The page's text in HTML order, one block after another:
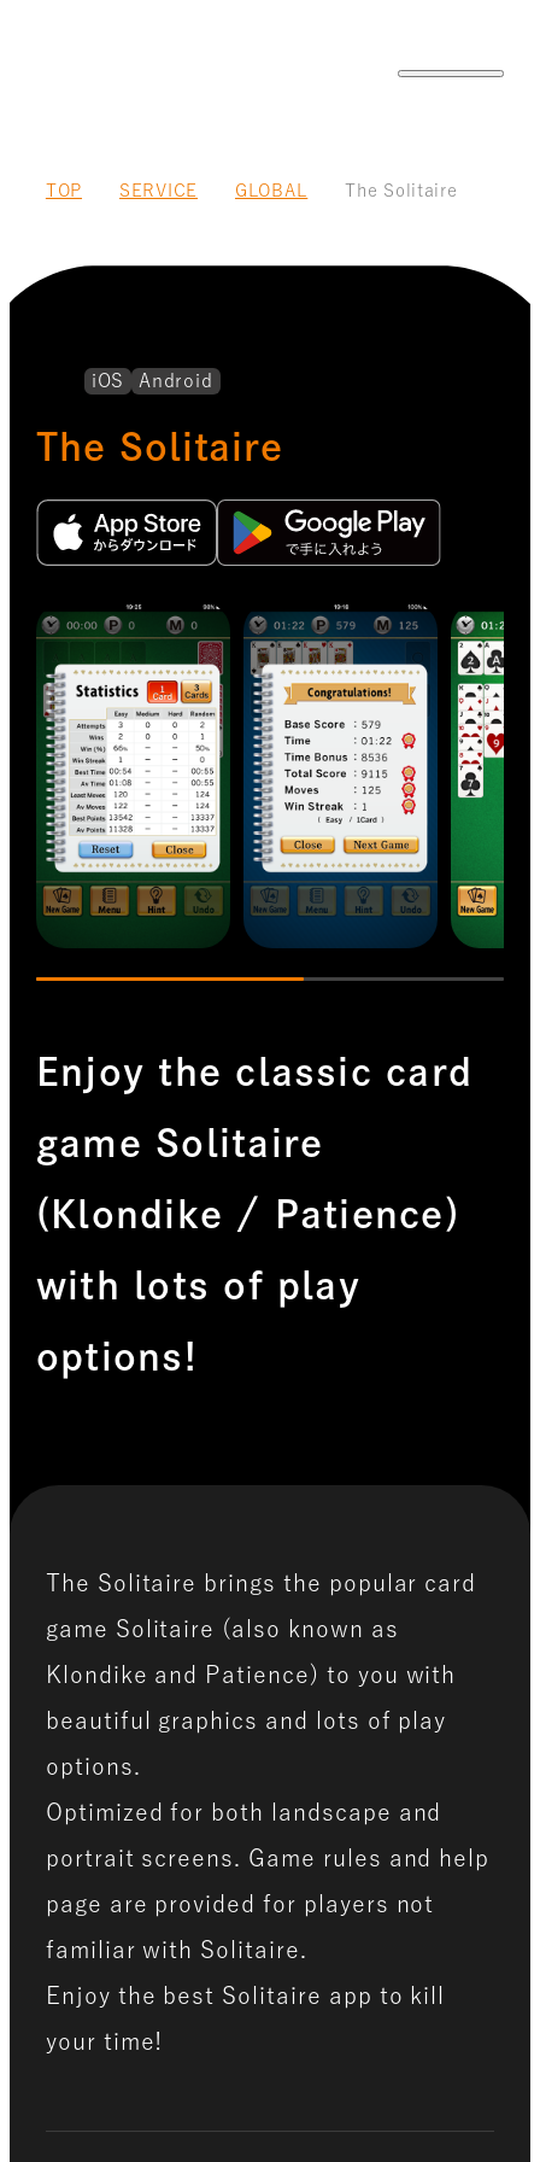
TOP SERVICE GLOBAL The Solitaire
iOS Android
The Solitaire
Enjoy the classic card
game Solitaire
(Klondike / Patience)
with lots of play
options!
The Solitaire brings the popular card
game Solitaire (also known as
Klondike and Patience) to you with
beautiful graphics and lots of play
options.
Optimized for both landscape and
portrait screens. Game rules and help
page are provided for players not
familiar with Solitaire.
Enjoy the best Solitaire app to kill
your time!